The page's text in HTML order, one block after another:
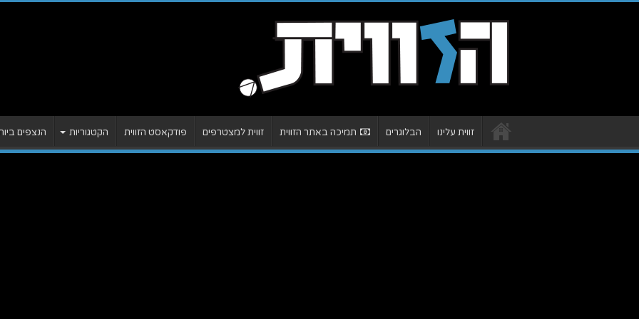
זווית עלינו הבלוגרים תמיכה באתר הזווית זווית למצטרפים פודקאסט הזווית הקטגוריות הנצפים